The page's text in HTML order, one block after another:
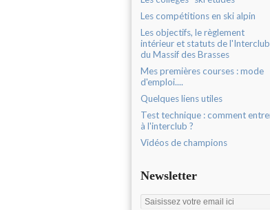
Les compétitions en ski alpin
Les objectifs, le règlement
intérieur et statuts de l'Interclub
du Massif des Brasses
Mes premières courses : mode
d'emploi....
Quelques liens utiles
Test technique : comment
à l'interclub ?
Vidéos de champions
Newsletter